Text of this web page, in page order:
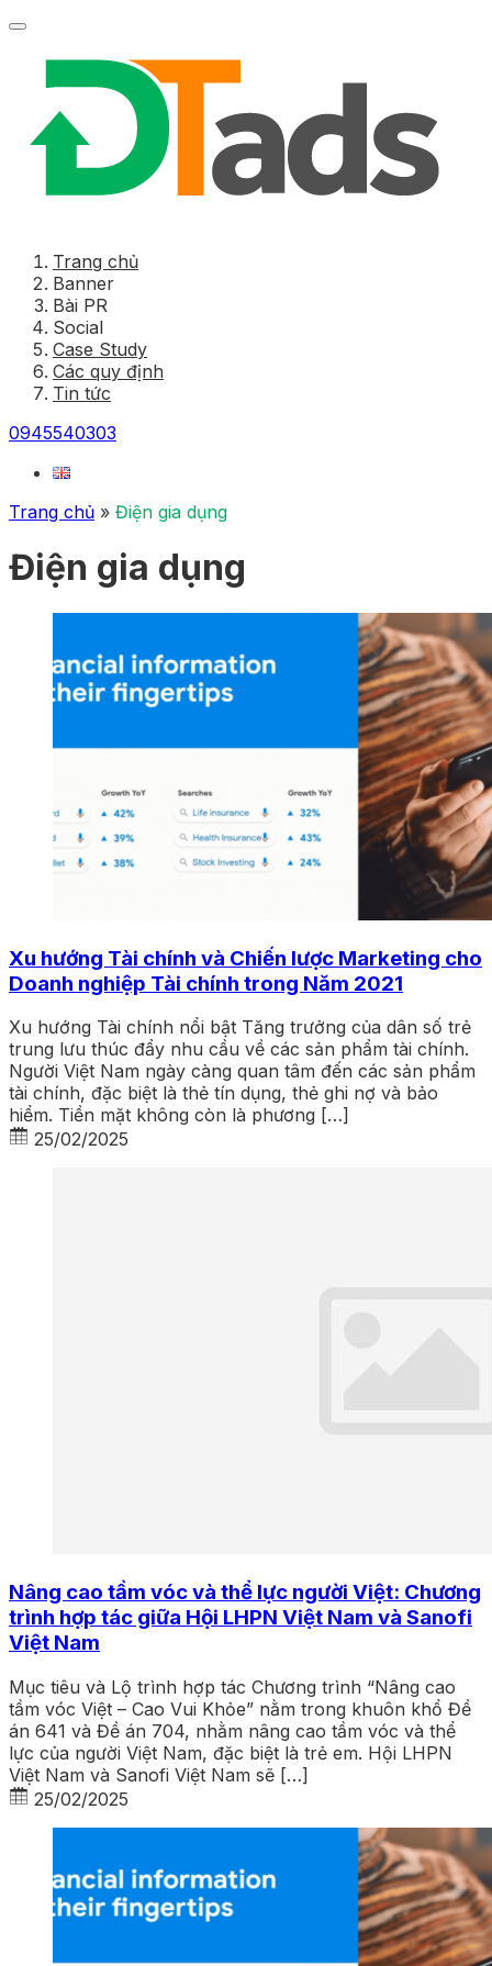
Trang chủ
Banner
Bài PR
Social
Case Study
Các quy định
Tin tức
0945540303
Trang chủ » Điện gia dụng
Điện gia dụng
Xu hướng Tài chính và Chiến lược Marketing cho
Doanh nghiệp Tài chính trong Năm 2021
Xu hướng Tài chính nổi bật Tăng trưởng của dân số trẻ
trung lưu thúc đẩy nhu cầu về các sản phẩm tài chính.
Người Việt Nam ngày càng quan tâm đến các sản phẩm
tài chính, đặc biệt là thẻ tín dụng, thẻ ghi nợ và bảo
hiểm. Tiền mặt không còn là phương […]
25/02/2025
Nâng cao tầm vóc và thể lực người Việt: Chương
trình hợp tác giữa Hội LHPN Việt Nam và Sanofi
Việt Nam
Mục tiêu và Lộ trình hợp tác Chương trình “Nâng cao
tầm vóc Việt – Cao Vui Khỏe” nằm trong khuôn khổ Đề
án 641 và Đề án 704, nhằm nâng cao tầm vóc và thể
lực của người Việt Nam, đặc biệt là trẻ em. Hội LHPN
Việt Nam và Sanofi Việt Nam sẽ […]
25/02/2025